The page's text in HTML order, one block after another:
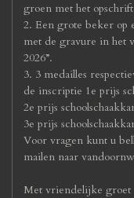
groen met het
2. Een grote beker op
met de gravure in het
2026”.
3. 3 medailles
de inscriptie 1e prijs
2e prijs
3e prijs
Voor vragen kunt u
mailen naar
Met vriendelijke groet